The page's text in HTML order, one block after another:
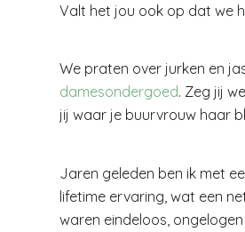
Valt het jou ook op dat we
We praten over jurken en
damesondergoed. Zeg jij
jij waar je buurvrouw haar
Jaren geleden ben ik met
lifetime ervaring, wat een
waren eindeloos,